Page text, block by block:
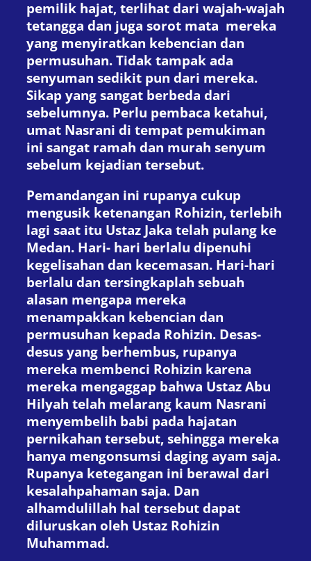
pemilik hajat, terlihat dari wajah-wajah
tetangga dan juga sorot mata mereka
yang menyiratkan kebencian dan
permusuhan. Tidak tampak ada
senyuman sedikit pun dari mereka.
Sikap yang sangat berbeda dari
sebelumnya. Perlu pembaca ketahui,
umat Nasrani di tempat pemukiman
ini sangat ramah dan murah senyum
sebelum kejadian tersebut.
Pemandangan ini rupanya cukup
mengusik ketenangan Rohizin, terlebih
lagi saat itu Ustaz Jaka telah pulang ke
Medan. Hari- hari berlalu dipenuhi
kegelisahan dan kecemasan. Hari-hari
berlalu dan tersingkaplah sebuah
alasan mengapa mereka
menampakkan kebencian dan
permusuhan kepada Rohizin. Desas-
desus yang berhembus, rupanya
mereka membenci Rohizin karena
mereka mengaggap bahwa Ustaz Abu
Hilyah telah melarang kaum Nasrani
menyembelih babi pada hajatan
pernikahan tersebut, sehingga mereka
hanya mengonsumsi daging ayam saja.
Rupanya ketegangan ini berawal dari
kesalahpahaman saja. Dan
alhamdulillah hal tersebut dapat
diluruskan oleh Ustaz Rohizin
Muhammad.